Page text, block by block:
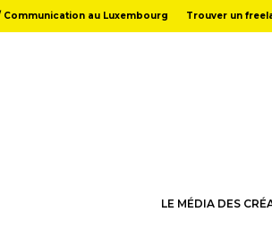
au Luxembourg Trouver un
LE MÉDIA DES